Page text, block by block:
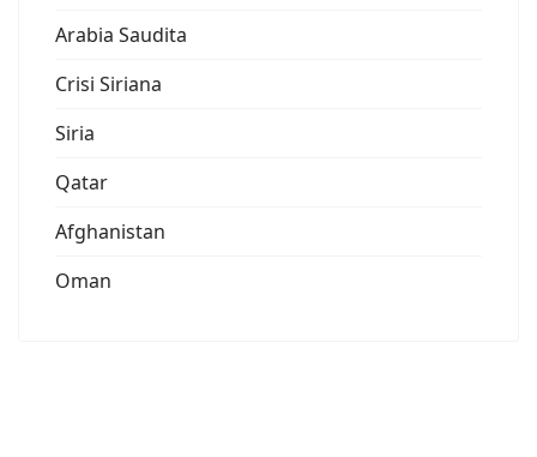
Arabia Saudita
Crisi Siriana
Siria
Qatar
Afghanistan
Oman